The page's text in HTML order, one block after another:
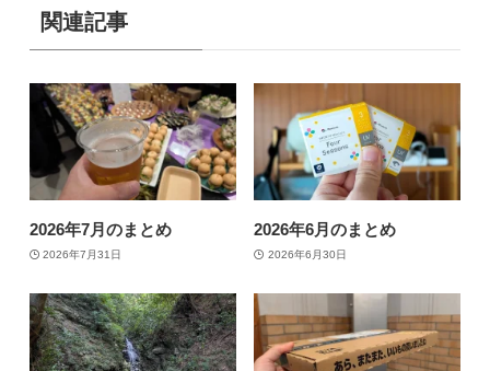
関連記事
2026年7月のまとめ
2026年7月31日
2026年6月のまとめ
2026年6月30日